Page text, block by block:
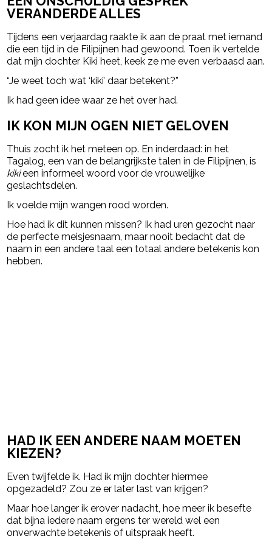
VERANDERDE ALLES
Tijdens een verjaardag raakte ik aan de praat met iemand
die een tijd in de Filipijnen had gewoond. Toen ik vertelde
dat mijn dochter Kiki heet, keek ze me even verbaasd aan.
“Je weet toch wat ‘kiki’ daar betekent?”
Ik had geen idee waar ze het over had.
IK KON MIJN OGEN NIET GELOVEN
Thuis zocht ik het meteen op. En inderdaad: in het
Tagalog, een van de belangrijkste talen in de Filipijnen, is
kikieen informeel woord voor de vrouwelijke
geslachtsdelen.
Ik voelde mijn wangen rood worden.
Hoe had ik dit kunnen missen? Ik had uren gezocht naar
de perfecte meisjesnaam, maar nooit bedacht dat de
naam in een andere taal een totaal andere betekenis kon
hebben.
HAD IK EEN ANDERE NAAM MOETEN
KIEZEN?
Even twijfelde ik. Had ik mijn dochter hiermee
opgezadeld? Zou ze er later last van krijgen?
Maar hoe langer ik erover nadacht, hoe meer ik besefte
dat bijna iedere naam ergens ter wereld wel een
onverwachte betekenis of uitspraak heeft.